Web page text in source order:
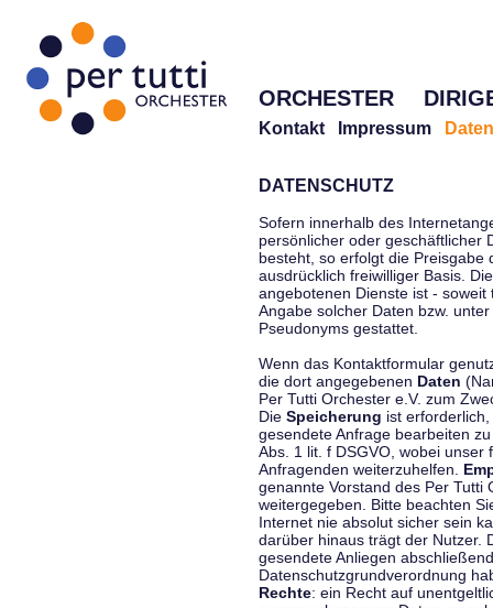
ORCHESTER
Kontakt Impressum
DATENSCHUTZ
Sofern innerhalb des
persönlicher oder geschäftlicher
besteht, so erfolgt die Preisgabe
ausdrücklich freiwilliger Basis.
angebotenen Dienste ist -
Angabe solcher Daten bzw.
Pseudonyms gestattet.
Wenn das Kontaktformular
die dort angegebenen Daten
Per Tutti Orchester e.V. zum
Die Speicherung ist
gesendete Anfrage bearbeiten
Abs. 1 lit. f DSGVO, wobei
Anfragenden weiterzuhelfen.
genannte Vorstand des Per Tutti
weitergegeben. Bitte beachten
Internet nie absolut sicher sein
darüber hinaus trägt der Nutzer.
gesendete Anliegen
Datenschutzgrundverordnung
Rechte: ein Recht auf